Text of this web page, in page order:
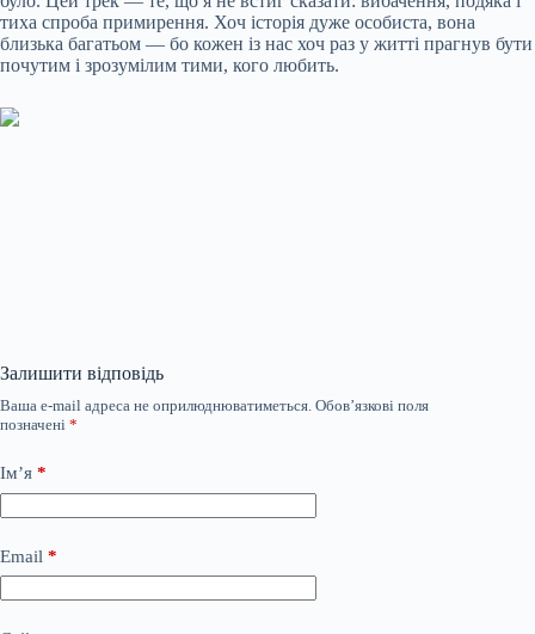
тиха спроба примирення. Хоч історія дуже особиста, вона
близька багатьом — бо кожен із нас хоч раз у житті прагнув бути
почутим і зрозумілим тими, кого любить.
Залишити відповідь
Ваша e-mail адреса не оприлюднюватиметься. Обов’язкові поля
позначені *
Ім’я *
Email *